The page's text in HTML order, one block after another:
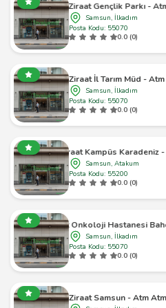
Ziraat Gençlik Parkı -
Samsun, İlkadım
Posta Kodu: 55070
0.0 (0)
Ziraat İl Tarım Müd -
Samsun, İlkadım
Posta Kodu: 55070
0.0 (0)
Ziraat Kampüs Karadeniz -
Samsun, Atakum
Posta Kodu: 55200
0.0 (0)
Ziraat Onkoloji Hastanesi Bahçesi -
Samsun, İlkadım
Posta Kodu: 55070
0.0 (0)
Ziraat Samsun - Atm Atm